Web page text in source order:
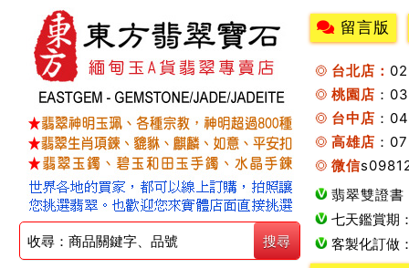
留言版
台北店：
桃園店 ：
台中店 ：
高雄店 ：
微信
翡翠雙證書
七天鑑賞期
客製化訂做